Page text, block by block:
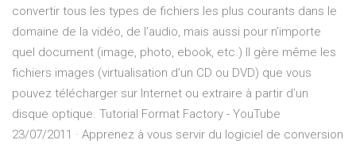
convertir tous les types de fichiers les plus courants dans le
domaine de la vidéo, de l’audio, mais aussi pour n’importe
quel document (image, photo, ebook, etc.) Il gère même les
fichiers images (virtualisation d’un CD ou DVD) que vous
pouvez télécharger sur Internet ou extraire à partir d’un
disque optique. Tutorial Format Factory - YouTube
23/07/2011 · Apprenez à vous servir du logiciel de conversion